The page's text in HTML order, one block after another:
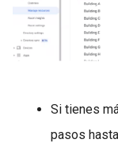
Si tienes
pasos